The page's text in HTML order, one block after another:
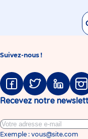
Suivez-nous !
Facebook
TwitterLinkedin
Recevez notre
Exemple : vous@site.com